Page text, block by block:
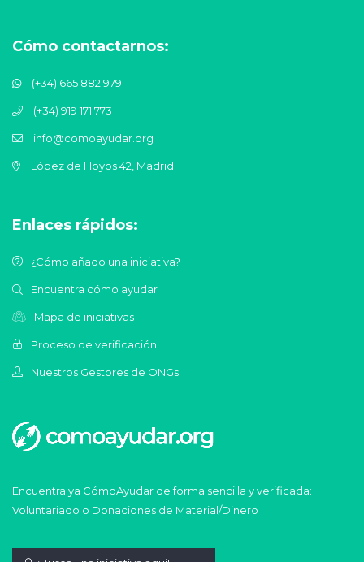
Cómo contactarnos:
(+34) 665 882 979
(+34) 919 171 773
info@comoayudar.org
López de Hoyos 42, Madrid
Enlaces rápidos:
¿Cómo añado una iniciativa?
Encuentra cómo ayudar
Mapa de iniciativas
Proceso de verificación
Nuestros Gestores de ONGs
Encuentra ya CómoAyudar de forma sencilla y verificada:
Voluntariado o Donaciones de Material/Dinero